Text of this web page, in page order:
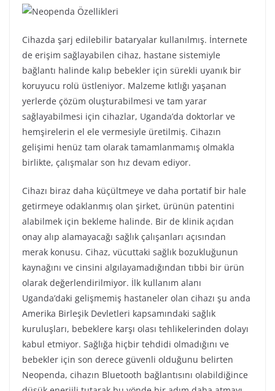
Cihazda şarj edilebilir bataryalar kullanılmış. İnternete
de erişim sağlayabilen cihaz, hastane sistemiyle
bağlantı halinde kalıp bebekler için sürekli uyanık bir
koruyucu rolü üstleniyor. Malzeme kıtlığı yaşanan
yerlerde çözüm oluşturabilmesi ve tam yarar
sağlayabilmesi için cihazlar, Uganda’da doktorlar ve
hemşirelerin el ele vermesiyle üretilmiş. Cihazın
gelişimi henüz tam olarak tamamlanmamış olmakla
birlikte, çalışmalar son hız devam ediyor.
Cihazı biraz daha küçültmeye ve daha portatif bir hale
getirmeye odaklanmış olan şirket, ürünün patentini
alabilmek için bekleme halinde. Bir de klinik açıdan
onay alıp alamayacağı sağlık çalışanları açısından
merak konusu. Cihaz, vücuttaki sağlık bozukluğunun
kaynağını ve cinsini algılayamadığından tıbbi bir ürün
olarak değerlendirilmiyor. İlk kullanım alanı
Uganda’daki gelişmemiş hastaneler olan cihazı şu anda
Amerika Birleşik Devletleri kapsamındaki sağlık
kuruluşları, bebeklere karşı olası tehlikelerinden dolayı
kabul etmiyor. Sağlığa hiçbir tehdidi olmadığını ve
bebekler için son derece güvenli olduğunu belirten
Neopenda, cihazın Bluetooth bağlantısını olabildiğince